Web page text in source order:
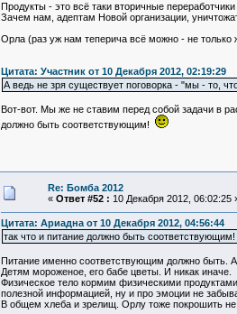
Продукты - это всё таки вторичные
Зачем нам, адептам Новой организации,
Орла (раз уж нам теперича всё можно - не
Цитата: Участник от 10 Декабря 2012, 02:19:29
А ведь не зря существует поговорка - "мы - то,
Вот-вот. Мы же не ставим перед собой задачи в
должно быть соответствующим!
Re: Бомба 2012
« Ответ #52 : 10 Декабря 2012, 06:02:25
Цитата: Ариадна от 10 Декабря 2012, 04:56:44
так что и питание должно быть соответствующим!
Питание именно соответствующим должно быть.
Детям мороженое, его бабе цветы. И никак иначе.
Физическое тело кормим физическими
полезной информацией, ну и про эмоции не
В общем хлеба и зрелищ. Орлу тоже покрошить